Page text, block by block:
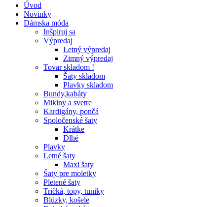
Úvod
Novinky
Dámska móda
Inšpiruj sa
Výpredaj
Letný výpredaj
Zimný výpredaj
Tovar skladom !
Šaty skladom
Plavky skladom
Bundy,kabáty
Mikiny a svetre
Kardigány, pončá
Spoločenské šaty
Krátke
Dlhé
Plavky
Letné šaty
Maxi šaty
Šaty pre moletky
Pletené šaty
Tričká, topy, tuniky
Blúzky, košele